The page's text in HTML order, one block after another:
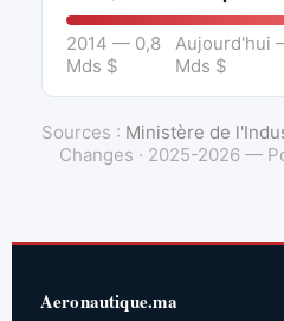
2014 — 0,8
Mds $
Aujourd'hui
Mds $
Sources : Ministère de
Changes · 2025-2026 —
Aeronautique.ma